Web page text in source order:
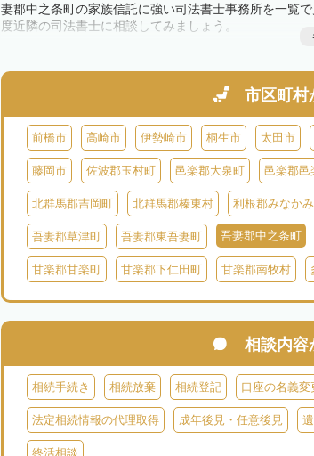
妻郡中之条町の家族信託に強い司法書士事務所を一覧
度近隣の司法書士に相談してみましょう。
市区町村
前橋市 高崎市 伊勢崎市 桐生市 太田市
藤岡市 佐波郡玉村町 邑楽郡大泉町 邑楽郡邑
北群馬郡吉岡町 北群馬郡榛東村 利根郡みなか
吾妻郡草津町 吾妻郡東吾妻町 吾妻郡中之条町
甘楽郡甘楽町 甘楽郡下仁田町 甘楽郡南牧村
相談内容
相続手続き 相続放棄 相続登記 口座の名義変
法定相続情報の代理取得 成年後見・任意後見
終活相談